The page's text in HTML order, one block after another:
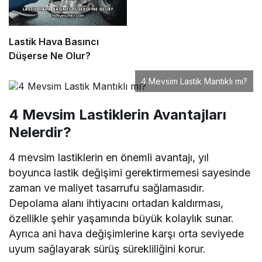
Lastik Hava Basıncı
Düşerse Ne Olur?
4 Mevsim Lastik Mantıklı mı?
4 Mevsim Lastiklerin Avantajları
Nelerdir?
4 mevsim lastiklerin en önemli avantajı, yıl
boyunca lastik değişimi gerektirmemesi sayesinde
zaman ve maliyet tasarrufu sağlamasıdır.
Depolama alanı ihtiyacını ortadan kaldırması,
özellikle şehir yaşamında büyük kolaylık sunar.
Ayrıca ani hava değişimlerine karşı orta seviyede
uyum sağlayarak sürüş sürekliliğini korur.